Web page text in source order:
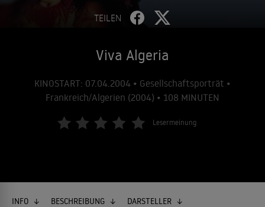
TEILEN
Viva Algeria
KINOSTART: 07.04.2004 • Gesellschaftsporträt •
Frankreich/Algerien (2004) • 108 MINUTEN
Lesermeinung
INFO BESCHREIBUNG DARSTELLER